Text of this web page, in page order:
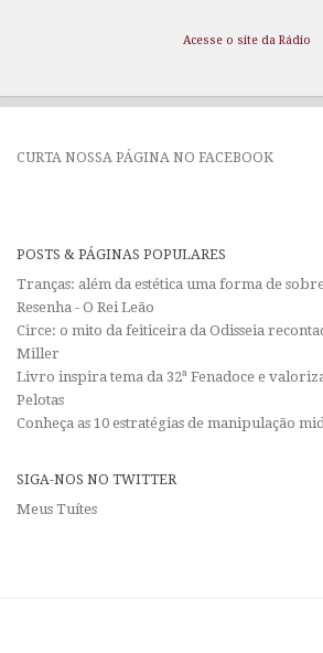
Acesse o site da Rádio
CURTA NOSSA PÁGINA NO FACEBOOK
POSTS & PÁGINAS POPULARES
Tranças: além da estética uma forma de
Resenha - O Rei Leão
Circe: o mito da feiticeira da Odisseia
Miller
Livro inspira tema da 32ª Fenadoce e
Pelotas
Conheça as 10 estratégias de manipulação
SIGA-NOS NO TWITTER
Meus Tuítes